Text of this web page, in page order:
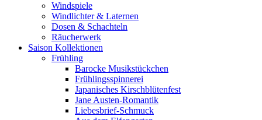
Windspiele
Windlichter & Laternen
Dosen & Schachteln
Räucherwerk
Saison Kollektionen
Frühling
Barocke Musikstückchen
Frühlingsspinnerei
Japanisches Kirschblütenfest
Jane Austen-Romantik
Liebesbrief-Schmuck